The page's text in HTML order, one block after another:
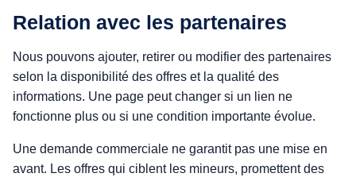
Relation avec les partenaires
Nous pouvons ajouter, retirer ou modifier des partenaires
selon la disponibilité des offres et la qualité des
informations. Une page peut changer si un lien ne
fonctionne plus ou si une condition importante évolue.
Une demande commerciale ne garantit pas une mise en
avant. Les offres qui ciblent les mineurs, promettent des